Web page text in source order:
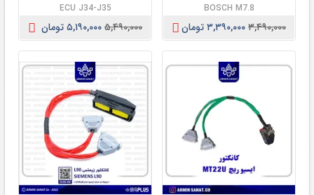
BOSCH M7.8
۳,۴۹۰,۰۰۰۳,۳۹۰,۰۰۰ تومان
ECU J34-J35
۵,۴۹۰,۰۰۰۵,۱۹۰,۰۰۰ تومان